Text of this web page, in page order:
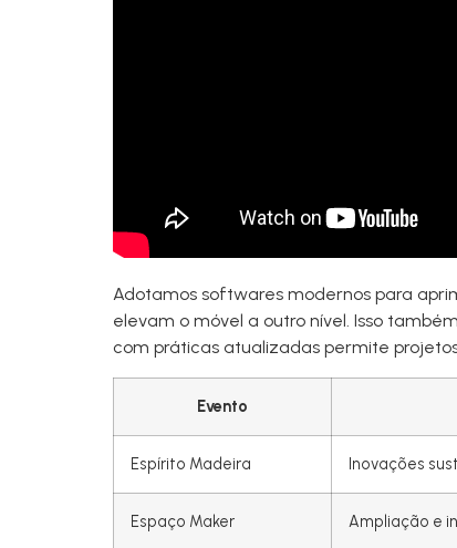
Adotamos softwares modernos para
elevam o móvel a outro nível. Isso
com práticas atualizadas permite
Evento
Espírito Madeira Inovações
Espaço Maker Ampliação e